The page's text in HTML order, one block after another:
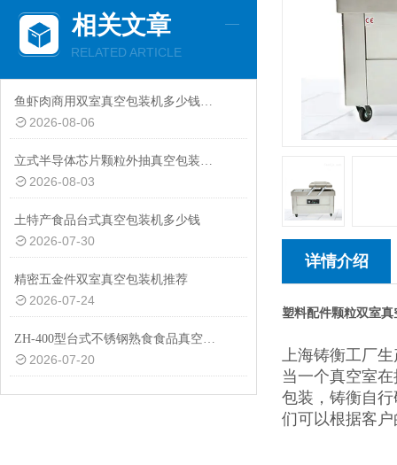
相关文章
RELATED ARTICLE
鱼虾肉商用双室真空包装机多少钱一台
2026-08-06
立式半导体芯片颗粒外抽真空包装机厂家
2026-08-03
土特产食品台式真空包装机多少钱
2026-07-30
精密五金件双室真空包装机推荐
2026-07-24
ZH-400型台式不锈钢熟食食品真空包装机设备
2026-07-20
详情介绍
塑料配件颗粒双室真
上海铸衡工厂
当一个真空室
包装，铸衡自
们可以根据客